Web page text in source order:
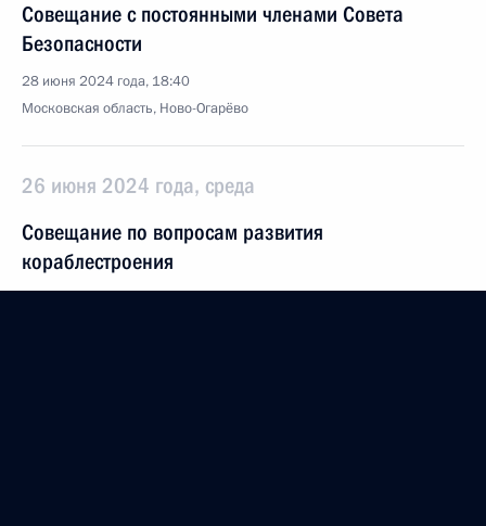
Совещание с постоянными членами Совета
Безопасности
28 июня 2024 года, 18:40
Московская область, Ново-Огарёво
26 июня 2024 года, среда
Совещание по вопросам развития
кораблестроения